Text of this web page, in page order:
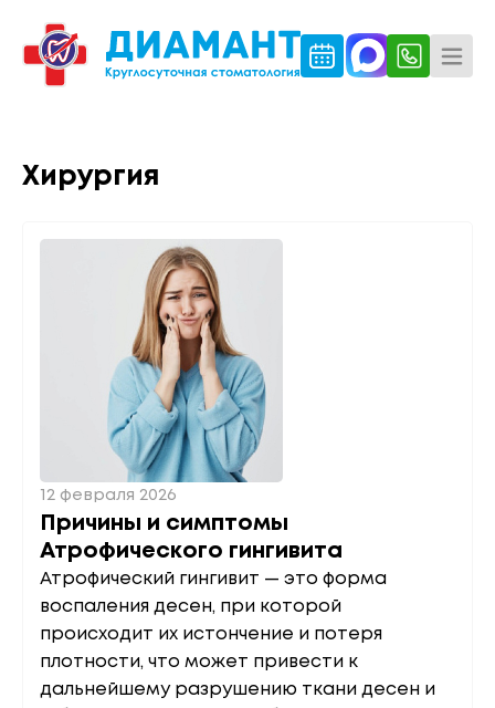
Хирургия
12 февраля 2026
Причины и симптомы
Атрофического гингивита
Атрофический гингивит — это форма
воспаления десен, при которой
происходит их истончение и потеря
плотности, что может привести к
дальнейшему разрушению ткани десен и